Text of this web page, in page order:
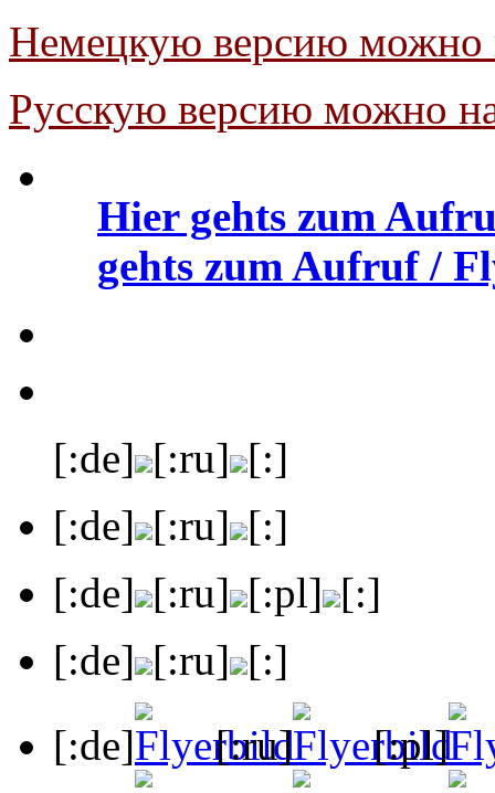
Немецкую версию можно
Русскую версию можно
Hier gehts zum
gehts zum Aufruf /
[:de] [:ru] [:]
[:de] [:ru] [:]
[:de] [:ru] [:pl] [:]
[:de] [:ru] [:]
[:de]
[:ru]
[:pl]